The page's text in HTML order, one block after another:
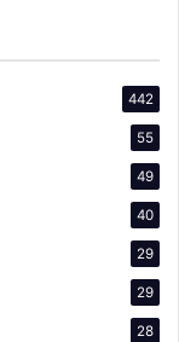
442
55
49
40
29
29
28